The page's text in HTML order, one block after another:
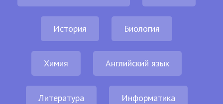
История Биология
Химия Английский язык
Литература Информатика